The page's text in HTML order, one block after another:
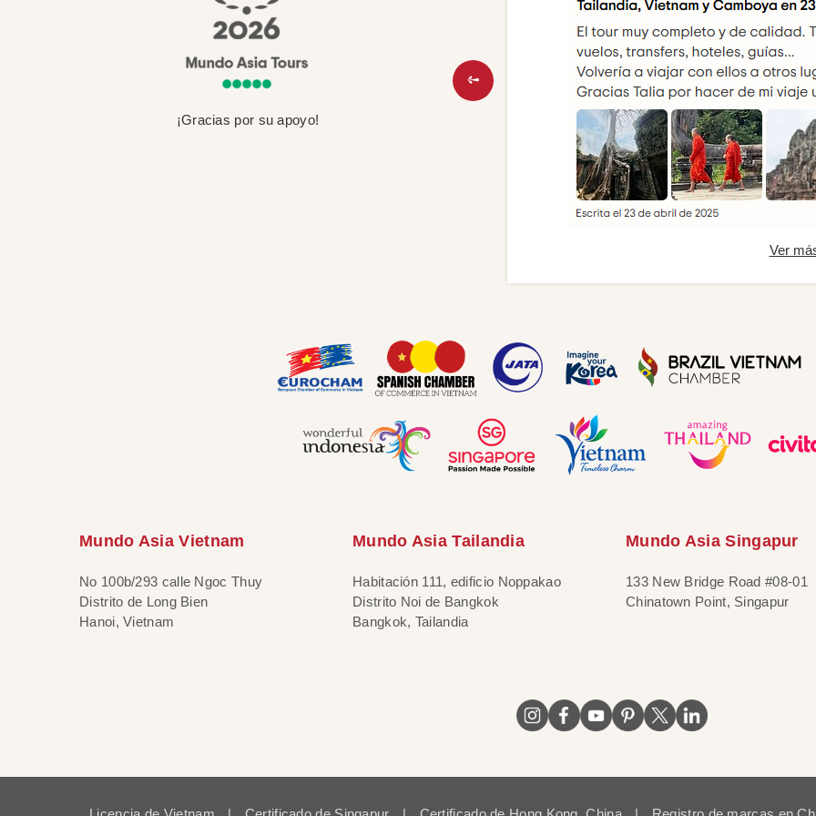
¡Gracias por su apoyo!
Ver
Mundo Asia Vietnam
No 100b/293 calle Ngoc Thuy
Distrito de Long Bien
Hanoi, Vietnam
Mundo Asia Tailandia
Habitación 111, edificio Noppakao
Distrito Noi de Bangkok
Bangkok, Tailandia
Mundo Asia Singapur
133 New Bridge Road #08-01
Chinatown Point, Singapur